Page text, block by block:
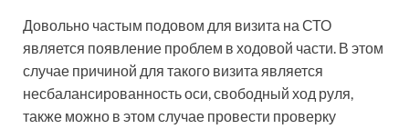
Довольно частым подовом для визита на СТО
является появление проблем в ходовой части. В этом
случае причиной для такого визита является
несбалансированность оси, свободный ход руля,
также можно в этом случае провести проверку